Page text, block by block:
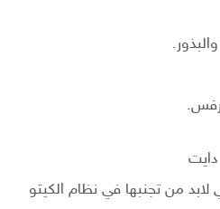
دايت
لابد من تجنبها في نظام الكيتو